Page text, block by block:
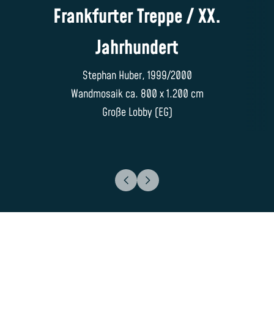
Frankfurter Treppe / XX.
Jahrhundert
Stephan Huber, 1999/2000
Wandmosaik ca. 800 x 1.200 cm
Große Lobby (EG)